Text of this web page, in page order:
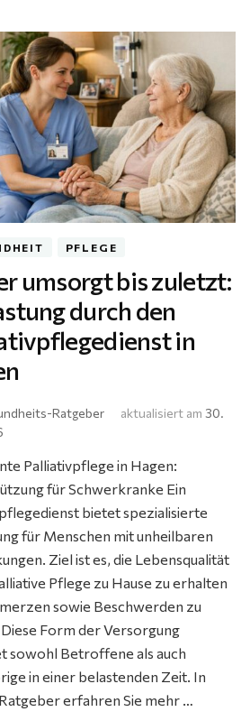
PFLEGE
umsorgt bis zuletzt:
durch den
in
Ratgeber aktualisiert am 30.
Palliativpflege in Hagen:
für Schwerkranke Ein
bietet spezialisierte
für Menschen mit unheilbaren
Ziel ist es, die Lebensqualität
Pflege zu Hause zu erhalten
sowie Beschwerden zu
Form der Versorgung
sowohl Betroffene als auch
in einer belastenden Zeit. In
erfahren Sie mehr …